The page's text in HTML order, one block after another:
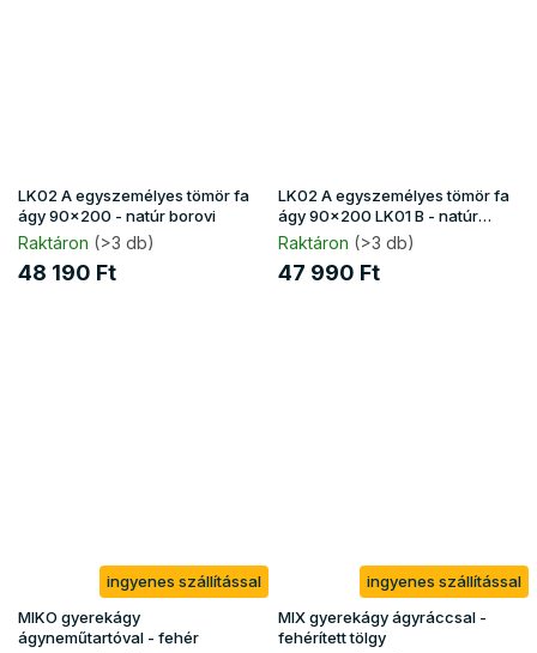
LK02 A egyszemélyes tömör fa
ágy 90x200 - natúr borovi
Raktáron (>3 db)
48 190 Ft
LK02 A egyszemélyes tömör fa
ágy 90x200 LK01 B - natúr
borovi
Raktáron (>3 db)
47 990 Ft
ingyenes szállítással
MIKO gyerekágy
ágyneműtartóval - fehér
ingyenes szállítással
MIX gyerekágy ágyráccsal -
fehérített tölgy